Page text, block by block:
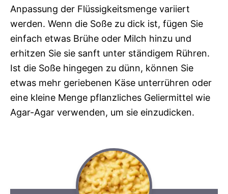
Anpassung der Flüssigkeitsmenge variiert
werden. Wenn die Soße zu dick ist, fügen Sie
einfach etwas Brühe oder Milch hinzu und
erhitzen Sie sie sanft unter ständigem Rühren.
Ist die Soße hingegen zu dünn, können Sie
etwas mehr geriebenen Käse unterrühren oder
eine kleine Menge pflanzliches Geliermittel wie
Agar-Agar verwenden, um sie einzudicken.